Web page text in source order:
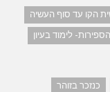
הקו עד סוף העשיה
לימוד בעיון
כנזכר בזוהר